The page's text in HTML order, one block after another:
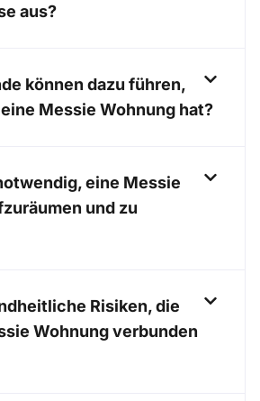
aus?
können dazu führen,
Messie Wohnung hat?
eine Messie
und zu
Risiken, die
Wohnung verbunden